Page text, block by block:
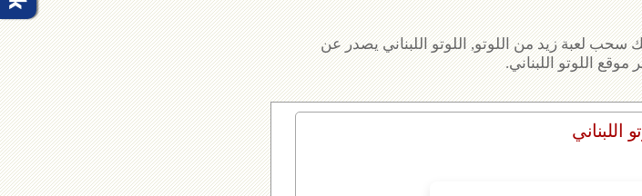
سحب لعبة زيد من اللوتو, اللوتو اللبناني يصدر عن
موقع اللوتو اللبناني.
اللبناني